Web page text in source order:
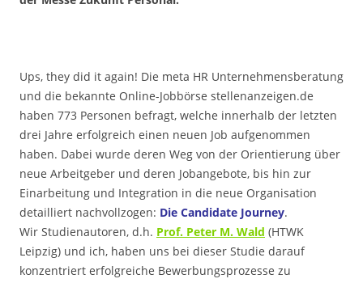
Ups, they did it again! Die meta HR Unternehmensberatung
und die bekannte Online-Jobbörse stellenanzeigen.de
haben 773 Personen befragt, welche innerhalb der letzten
drei Jahre erfolgreich einen neuen Job aufgenommen
haben. Dabei wurde deren Weg von der Orientierung über
neue Arbeitgeber und deren Jobangebote, bis hin zur
Einarbeitung und Integration in die neue Organisation
detailliert nachvollzogen: Die Candidate Journey.
Wir Studienautoren, d.h. Prof. Peter M. Wald (HTWK
Leipzig) und ich, haben uns bei dieser Studie darauf
konzentriert erfolgreiche Bewerbungsprozesse zu